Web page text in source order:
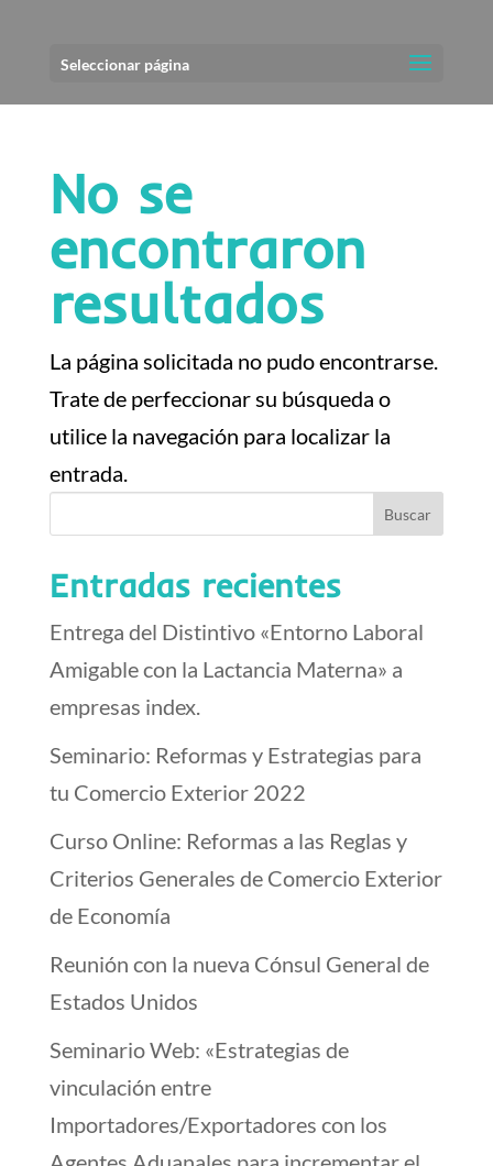
Seleccionar página
No se
encontraron
resultados
La página solicitada no pudo encontrarse.
Trate de perfeccionar su búsqueda o
utilice la navegación para localizar la
entrada.
Entradas recientes
Entrega del Distintivo «Entorno Laboral
Amigable con la Lactancia Materna» a
empresas index.
Seminario: Reformas y Estrategias para
tu Comercio Exterior 2022
Curso Online: Reformas a las Reglas y
Criterios Generales de Comercio Exterior
de Economía
Reunión con la nueva Cónsul General de
Estados Unidos
Seminario Web: «Estrategias de
vinculación entre
Importadores/Exportadores con los